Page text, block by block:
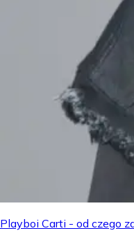
Playboi Carti - od czego